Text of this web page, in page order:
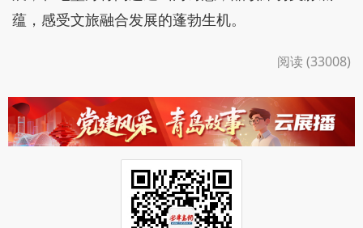
蕴，感受文旅融合发展的蓬勃生机。
阅读 (33008)